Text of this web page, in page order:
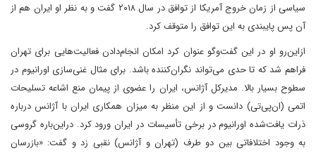
سیاسی از زمان خروج آمریکا از توافق در سال ۲۰۱۸ گفت و به نظر او ایران هم از
آن پس پایبندی به این توافق را متوقف کرد.
از‌این‌رو او در این گفت‌وگو عنوان کرد امکان انجام‌دادن فعالیت‌هایی برای تهران
فراهم شد که تا حدی می‌تواند نگران‌کننده باشد. برای مثال غنی‌سازی اورانیوم در
سطوح بسیار بالا. مدیرکل آژانس، ایران را عضوی از پیمان منع اشاعه تسلیحات
اتمی (ان‌پی‌تی) دانست و از این منظر به میزان همکاری ایران با آژانس درباره
ذرات یافت‌شده اورانیوم در برخی تأسیسات در ایران ورود کرد. دراین‌باره گروسی
به وجود اختلافاتی بین دو طرف (تهران و آژانس) نقبی زد و گفت: «بازرسان